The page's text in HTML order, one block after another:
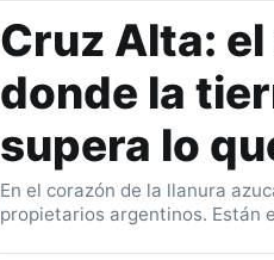
Cruz Alta:
donde la
supera lo
En el corazón de la llanura
propietarios argentinos. Están